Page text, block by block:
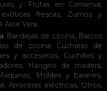
y Frutas en Conserva,
frescas, Zumos y
Aloe Vera.
Bandejas de cocina, Barcos
de cocina, Cucharas de
y accesorios, Cuchillos y
, Hangiris de madera,
, Moldes y baranes,
,Arroceras eléctricas, Otros,